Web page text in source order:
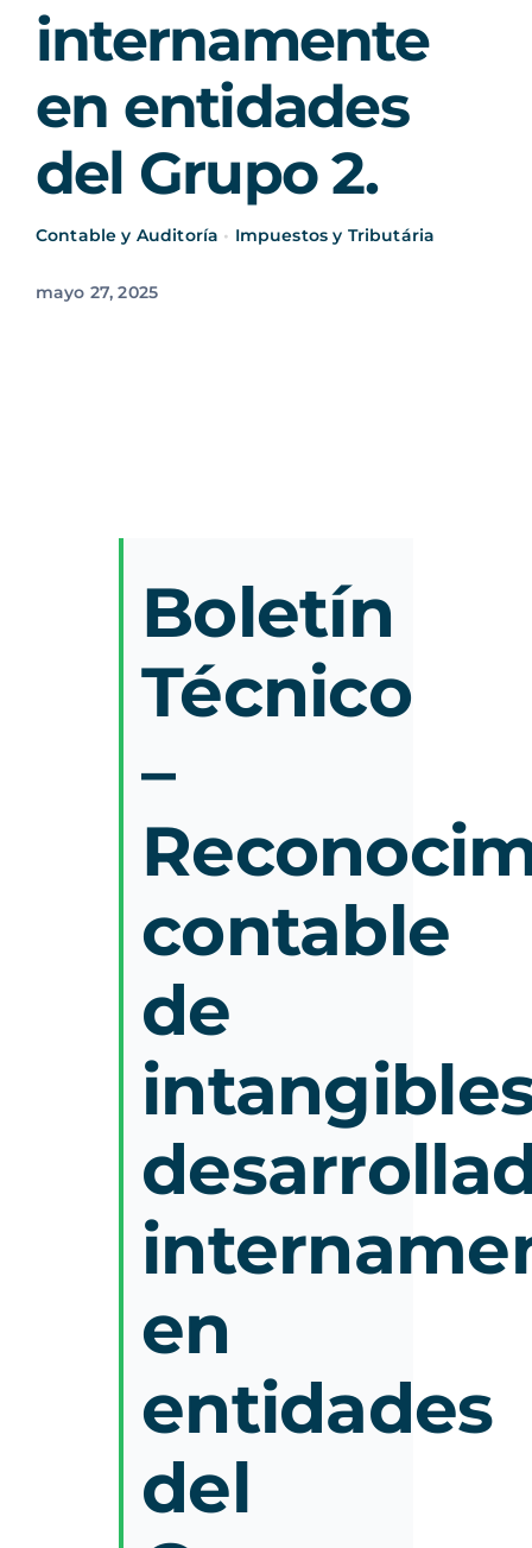
internamente
en entidades
del Grupo 2.
Contable y Auditoría • Impuestos y Tributária
mayo 27, 2025
Boletín
Técnico
–
contable
de
en
entidades
del